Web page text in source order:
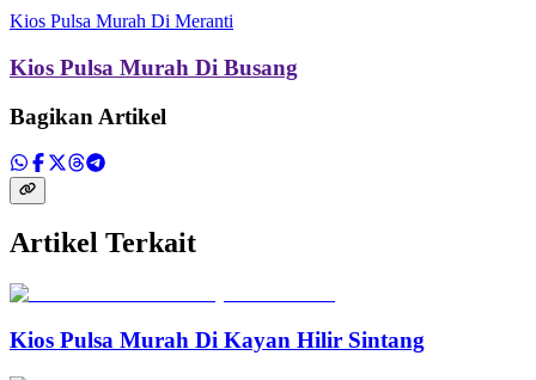
Kios Pulsa Murah Di Meranti
Kios Pulsa Murah Di Busang
Bagikan Artikel
Artikel Terkait
Kios Pulsa Murah Di Kayan Hilir Sintang